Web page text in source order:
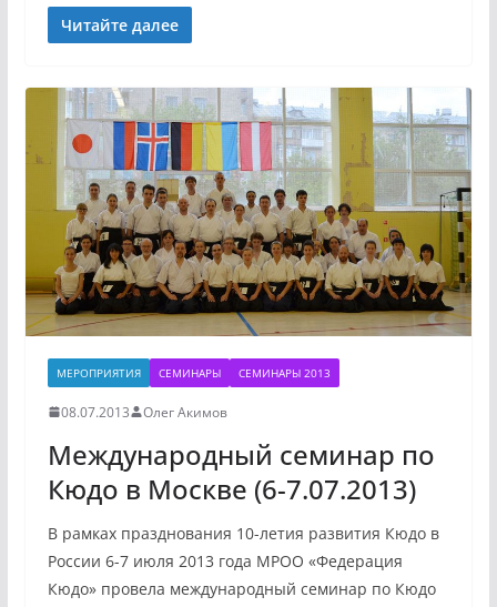
Читайте далее
МЕРОПРИЯТИЯ СЕМИНАРЫ СЕМИНАРЫ 2013
08.07.2013 Олег Акимов
Международный семинар по
Кюдо в Москве (6-7.07.2013)
В рамках празднования 10-летия развития Кюдо в
России 6-7 июля 2013 года МРОО «Федерация
Кюдо» провела международный семинар по Кюдо